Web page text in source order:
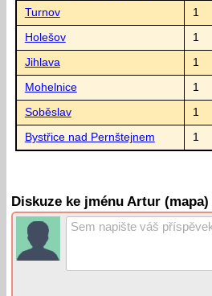
Turnov 1
Holešov 1
Jihlava 1
Mohelnice 1
Soběslav 1
Bystřice nad Pernštejnem 1
Diskuze ke jménu Artur (mapa)